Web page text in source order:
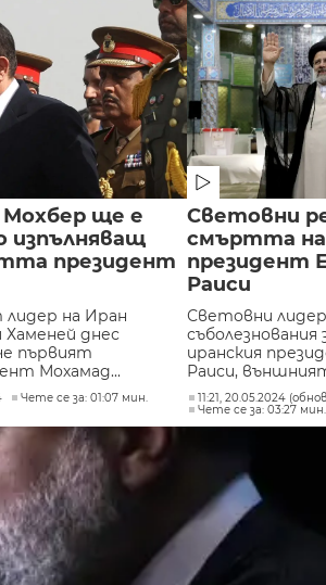
ще е
изпълняващ
президент
лидер на Иран
Хаменей днес
първият
Мохамад...
Чете се за: 01:07 мин.
Световни
смъртта на
президент
Раиси
Световни
иранския
Раиси,
11:21, 20.05.2024
Чете се за: 03:27 мин.